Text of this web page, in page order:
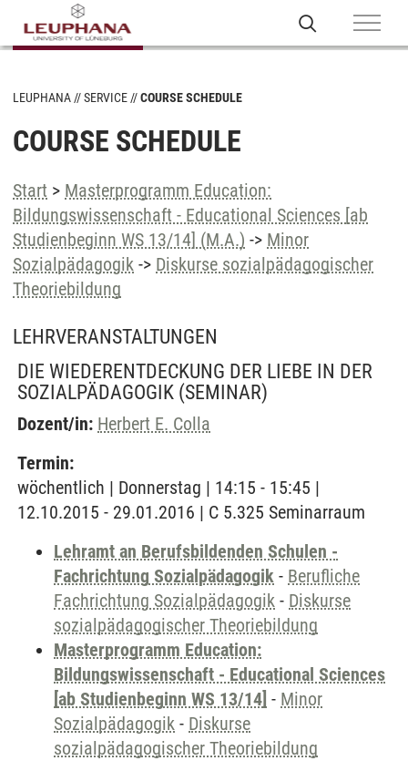
LEUPHANA SERVICE COURSE SCHEDULE
COURSE SCHEDULE
Start > Masterprogramm Education:
Bildungswissenschaft - Educational Sciences [ab
Studienbeginn WS 13/14] (M.A.) -> Minor
Sozialpädagogik -> Diskurse sozialpädagogischer
Theoriebildung
LEHRVERANSTALTUNGEN
DIE WIEDERENTDECKUNG DER LIEBE IN DER
SOZIALPÄDAGOGIK (SEMINAR)
Dozent/in: Herbert E. Colla
Termin:
wöchentlich | Donnerstag | 14:15 - 15:45 |
12.10.2015 - 29.01.2016 | C 5.325 Seminarraum
Lehramt an Berufsbildenden Schulen -
Fachrichtung Sozialpädagogik - Berufliche
Fachrichtung Sozialpädagogik - Diskurse
sozialpädagogischer Theoriebildung
Masterprogramm Education:
Bildungswissenschaft - Educational Sciences
[ab Studienbeginn WS 13/14] - Minor
Sozialpädagogik - Diskurse
sozialpädagogischer Theoriebildung